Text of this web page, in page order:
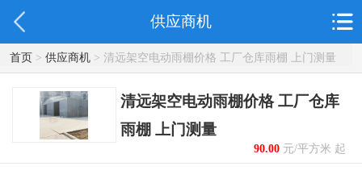
供应商机
首页> 供应商机> 清远架空电动雨棚价格 工厂仓库雨棚 上门测量
清远架空电动雨棚价格 工厂仓库
雨棚 上门测量
90.00元/平方米 起